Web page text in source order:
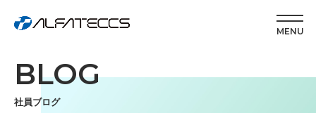
MENU
BLOG
社員ブログ